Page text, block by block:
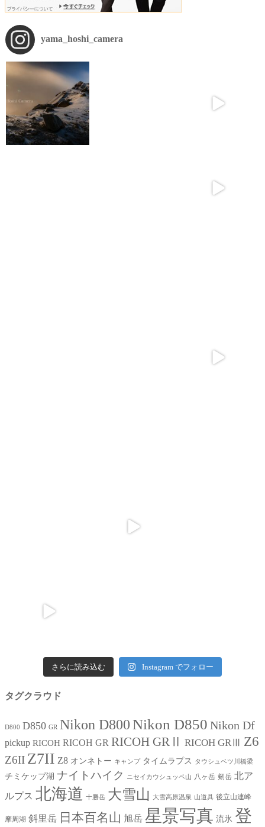
yama_hoshi_camera
さらに読み込む Instagram でフォロー
タグクラウド
D800 D850 GR Nikon D800Nikon D850 Nikon Df
pickup RICOH RICOH GR RICOH GRⅡ RICOH GRⅢ Z6
Z6II Z7II Z8 オンネトー キャンプ タイムラプス タウシュベツ川橋梁
チミケップ湖 ナイトハイク ニセイカウシュッペ山 八ヶ岳 剱岳 北ア
ルプス 北海道 十勝岳 大雪山 大雪高原温泉 山道具 後立山連峰
摩周湖 斜里岳 日本百名山 旭岳 星景写真 流氷 登